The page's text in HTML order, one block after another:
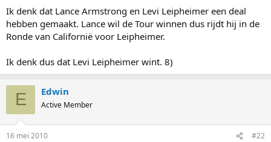
t
e
r
m
Ik denk dat Lance Armstrong en Levi Leipheimer een deal
hebben gemaakt. Lance wil de Tour winnen dus rijdt hij in de
Ronde van Californië voor Leipheimer.
Ik denk dus dat Levi Leipheimer wint. 8)
E Edwin
Active Member
16 mei 2010 #22